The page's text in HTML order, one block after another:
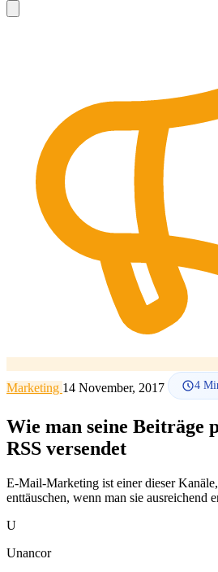
SEO-Beratung Linkaufbau-Studie
Beratung
SEO-Mentoring
So funktioniert es
Sprache
🇪🇸 ES
🇬🇧 EN 🇫🇷 FR 🇩🇪 DE
Marketing 14 November, 2017 4
Wie man seine Beiträge
RSS versendet
E-Mail-Marketing ist einer dieser
enttäuschen, wenn man sie
U
Unancor